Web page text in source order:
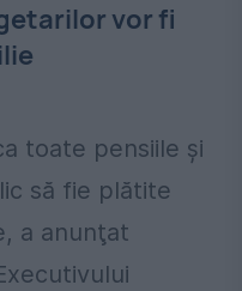
vor fi
toate pensiile şi
să fie plătite
a anunţat